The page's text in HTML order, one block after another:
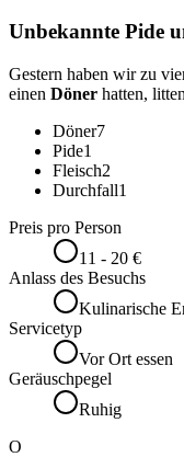
Unbekannte Pide
Gestern haben wir zu
einen Döner hatten,
Döner7
Pide1
Fleisch2
Durchfall1
Preis pro Person
11 - 20 €
Anlass des Besuchs
Kulinarische
Servicetyp
Vor Ort essen
Geräuschpegel
Ruhig
O